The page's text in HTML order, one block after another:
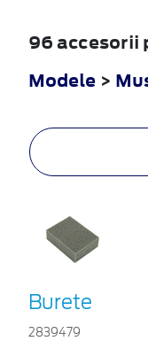
96 accesorii
Modele >
Burete
2839479